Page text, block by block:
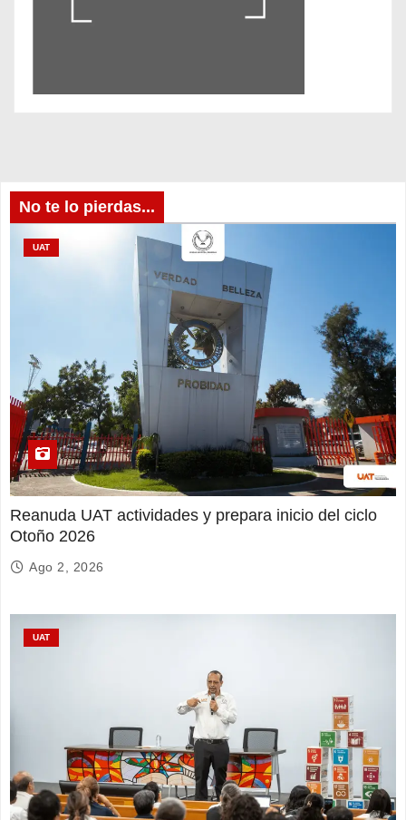
No te lo pierdas...
UAT
Reanuda UAT actividades y prepara inicio del ciclo
Otoño 2026
Ago 2, 2026
UAT